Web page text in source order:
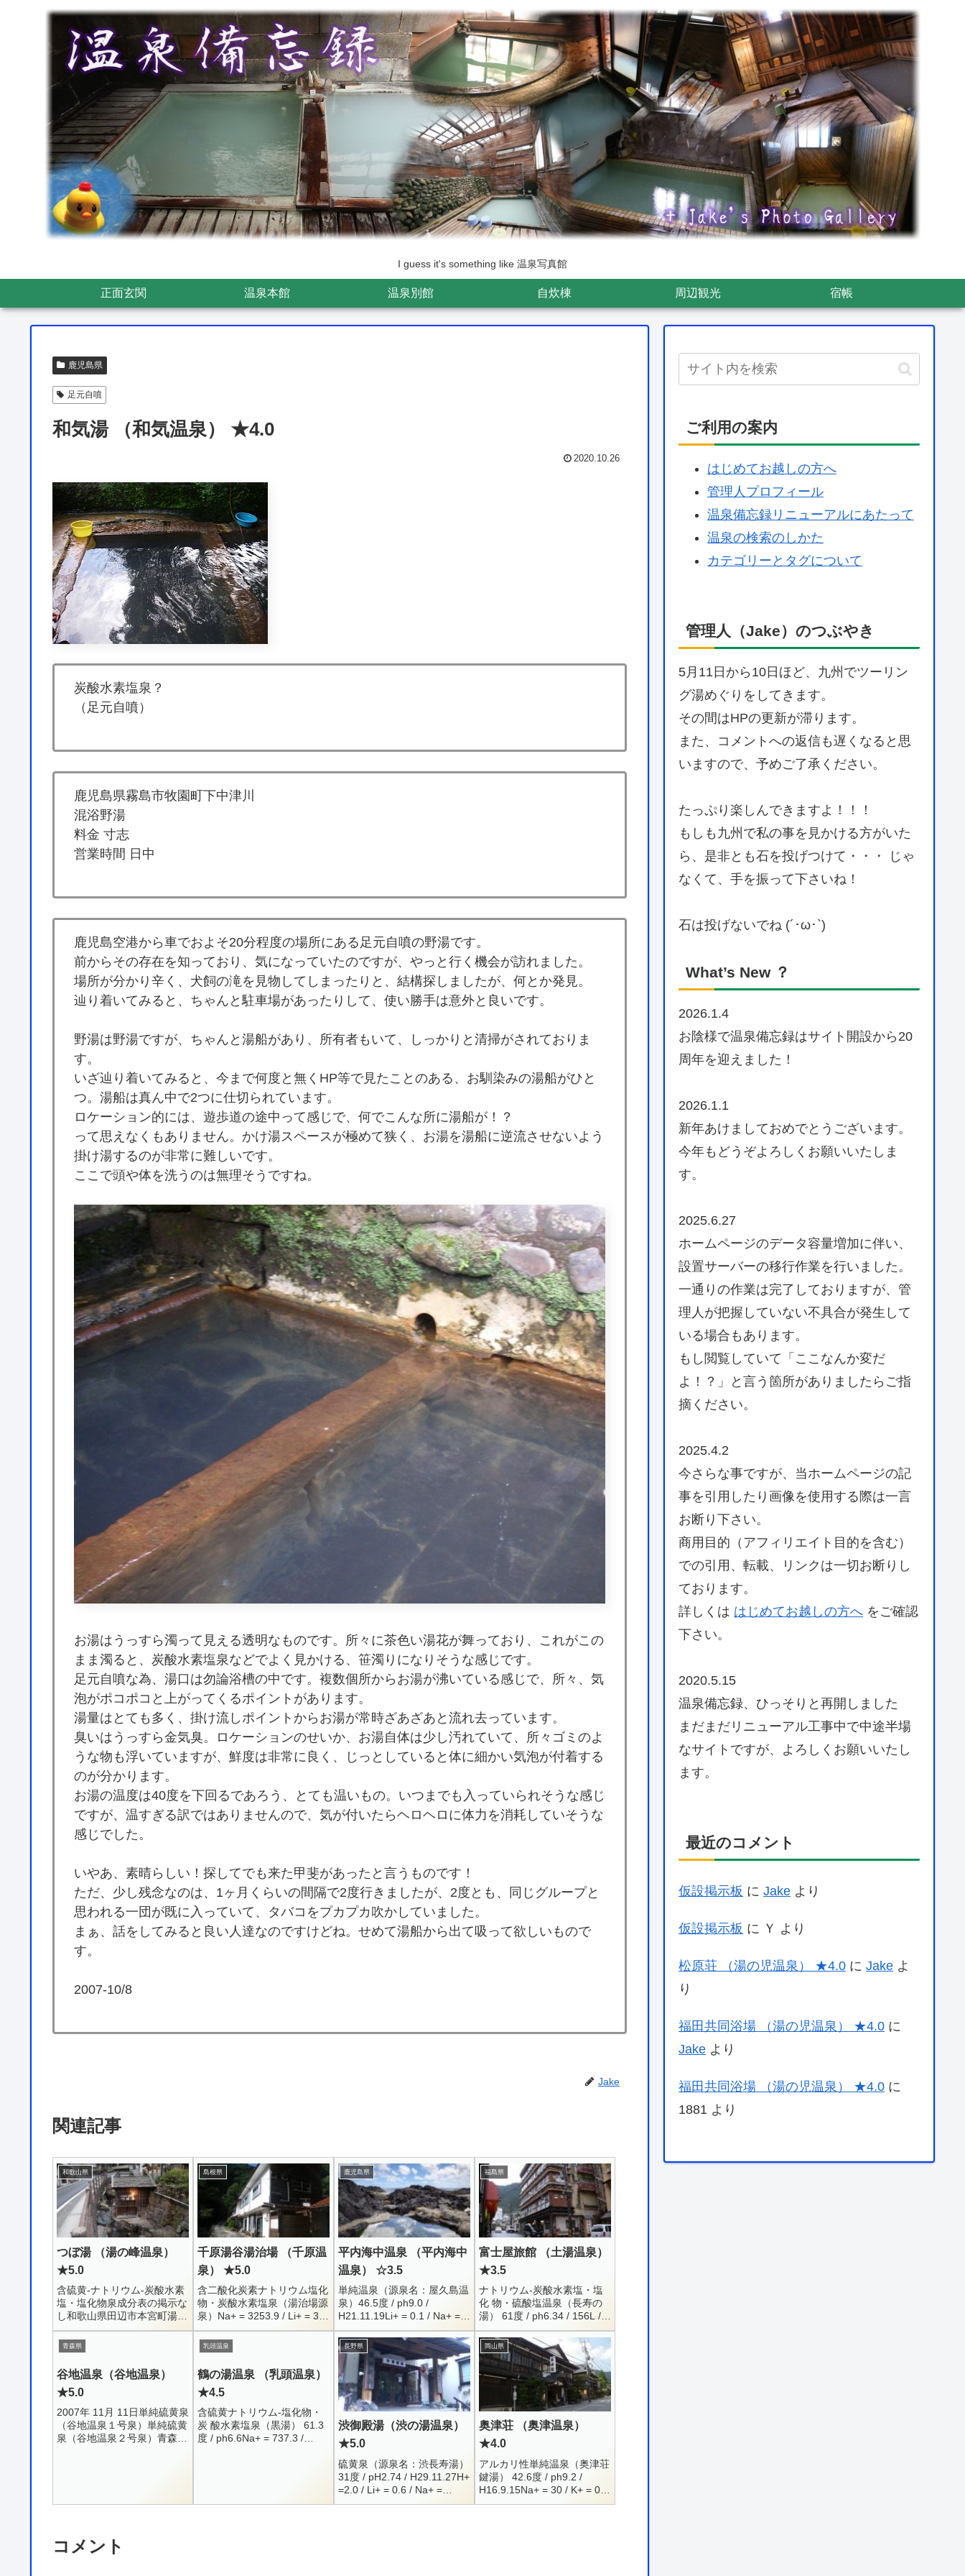
I guess it's something like 温泉写真館
正面玄関 温泉本館 温泉別館 自炊棟 周辺観光 宿帳
鹿児島県
足元自噴
和気湯 （和気温泉） ★4.0
2020.10.26
炭酸水素塩泉？
（足元自噴）
鹿児島県霧島市牧園町下中津川
混浴野湯
料金 寸志
営業時間 日中
鹿児島空港から車でおよそ20分程度の場所にある足元自噴の野湯です。
前からその存在を知っており、気になっていたのですが、やっと行く機会が訪れました。
場所が分かり辛く、犬飼の滝を見物してしまったりと、結構探しましたが、何とか発見。
辿り着いてみると、ちゃんと駐車場があったりして、使い勝手は意外と良いです。
野湯は野湯ですが、ちゃんと湯船があり、所有者もいて、しっかりと清掃がされておりま
す。
いざ辿り着いてみると、今まで何度と無くHP等で見たことのある、お馴染みの湯船がひと
つ。湯船は真ん中で2つに仕切られています。
ロケーション的には、遊歩道の途中って感じで、何でこんな所に湯船が！？
って思えなくもありません。かけ湯スペースが極めて狭く、お湯を湯船に逆流させないよう
掛け湯するのが非常に難しいです。
ここで頭や体を洗うのは無理そうですね。
お湯はうっすら濁って見える透明なものです。所々に茶色い湯花が舞っており、これがこの
まま濁ると、炭酸水素塩泉などでよく見かける、笹濁りになりそうな感じです。
足元自噴な為、湯口は勿論浴槽の中です。複数個所からお湯が沸いている感じで、所々、気
泡がポコポコと上がってくるポイントがあります。
湯量はとても多く、掛け流しポイントからお湯が常時ざあざあと流れ去っています。
臭いはうっすら金気臭。ロケーションのせいか、お湯自体は少し汚れていて、所々ゴミのよ
うな物も浮いていますが、鮮度は非常に良く、じっとしていると体に細かい気泡が付着する
のが分かります。
お湯の温度は40度を下回るであろう、とても温いもの。いつまでも入っていられそうな感じ
ですが、温すぎる訳ではありませんので、気が付いたらヘロヘロに体力を消耗していそうな
感じでした。
いやあ、素晴らしい！探してでも来た甲斐があったと言うものです！
ただ、少し残念なのは、1ヶ月くらいの間隔で2度行きましたが、2度とも、同じグループと
思われる一団が既に入っていて、タバコをプカプカ吹かしていました。
まぁ、話をしてみると良い人達なのですけどね。せめて湯船から出て吸って欲しいもので
す。
2007-10/8
Jake
関連記事
和歌山県
つぼ湯 （湯の峰温泉）
★5.0
含硫黄-ナトリウム-炭酸水素
塩・塩化物泉成分表の掲示な
し和歌山県田辺市本宮町湯峯
0735-42-0074貸切内湯750円
（くすり湯 or 一般湯に一回
無料で入れます）6:00 -...
島根県
千原湯谷湯治場 （千原温
泉） ★5.0
含二酸化炭素ナトリウム塩化
物・炭酸水素塩泉（湯治場源
泉）Na+ = 3253.9 / Li+ = 3.8
/ K+ = 148.9 / Ca++ =
204.4Mg++ = 42....
鹿児島県
平内海中温泉 （平内海中
温泉） ☆3.5
単純温泉（源泉名：屋久島温
泉）46.5度 / ph9.0 /
H21.11.19Li+ = 0.1 / Na+ =
88.2 / K+ = 2.6 / Ca+ =
8.1Mg+ =...
福島県
富士屋旅館 （土湯温泉）
★3.5
ナトリウム-炭酸水素塩・塩
化 物・硫酸塩温泉（長寿の
湯） 61度 / ph6.34 / 156L /
自然湧出Na+ = 234 / K+ =
16.5 / Mg++ = 10.8...
青森県
谷地温泉（谷地温泉）
★5.0
2007年 11月 11日単純硫黄泉
（谷地温泉１号泉）単純硫黄
泉（谷地温泉２号泉）青森県
乳頭温泉
鶴の湯温泉 （乳頭温泉）
★4.5
含硫黄ナトリウム-塩化物・
炭 酸水素塩泉（黒湯） 61.3
度 / ph6.6Na+ = 737.3 /
長野県
渋御殿湯（渋の湯温泉）
★5.0
硫黄泉（源泉名：渋長寿湯）
31度 / pH2.74 / H29.11.27H+
=2.0 / Li+ = 0.6 / Na+ =
117.8 / K+ = 29.3 / Ca+ ...
岡山県
奥津荘 （奥津温泉）
★4.0
アルカリ性単純温泉（奥津荘
鍵湯） 42.6度 / ph9.2 /
H16.9.15Na+ = 30 / K+ = 0.5
/ Ca++ = 2.9Cl- = 8.3 / F- =
コメント
ご利用の案内
はじめてお越しの方へ
管理人プロフィール
温泉備忘録リニューアルにあたって
温泉の検索のしかた
カテゴリーとタグについて
管理人（Jake）のつぶやき
5月11日から10日ほど、九州でツーリン
グ湯めぐりをしてきます。
その間はHPの更新が滞ります。
また、コメントへの返信も遅くなると思
いますので、予めご了承ください。
たっぷり楽しんできますよ！！！
もしも九州で私の事を見かける方がいた
ら、是非とも石を投げつけて・・・ じゃ
なくて、手を振って下さいね！
石は投げないでね (´･ω･`)
What’s New ？
2026.1.4
お陰様で温泉備忘録はサイト開設から20
周年を迎えました！
2026.1.1
新年あけましておめでとうございます。
今年もどうぞよろしくお願いいたしま
す。
2025.6.27
ホームページのデータ容量増加に伴い、
設置サーバーの移行作業を行いました。
一通りの作業は完了しておりますが、管
理人が把握していない不具合が発生して
いる場合もあります。
もし閲覧していて「ここなんか変だ
よ！？」と言う箇所がありましたらご指
摘ください。
2025.4.2
今さらな事ですが、当ホームページの記
事を引用したり画像を使用する際は一言
お断り下さい。
商用目的（アフィリエイト目的を含む）
での引用、転載、リンクは一切お断りし
ております。
詳しくは はじめてお越しの方へ をご確認
下さい。
2020.5.15
温泉備忘録、ひっそりと再開しました
まだまだリニューアル工事中で中途半場
なサイトですが、よろしくお願いいたし
ます。
最近のコメント
仮設掲示板 に Jake より
仮設掲示板 に Ｙ より
松原荘 （湯の児温泉） ★4.0 に Jake よ
り
福田共同浴場 （湯の児温泉） ★4.0 に
Jake より
福田共同浴場 （湯の児温泉） ★4.0 に
1881 より